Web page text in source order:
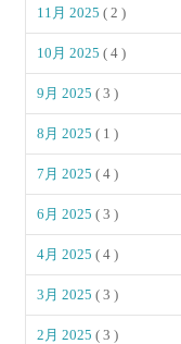
11月 2025( 2 )
10月 2025( 4 )
9月 2025( 3 )
8月 2025( 1 )
7月 2025( 4 )
6月 2025( 3 )
4月 2025( 4 )
3月 2025( 3 )
2月 2025( 3 )